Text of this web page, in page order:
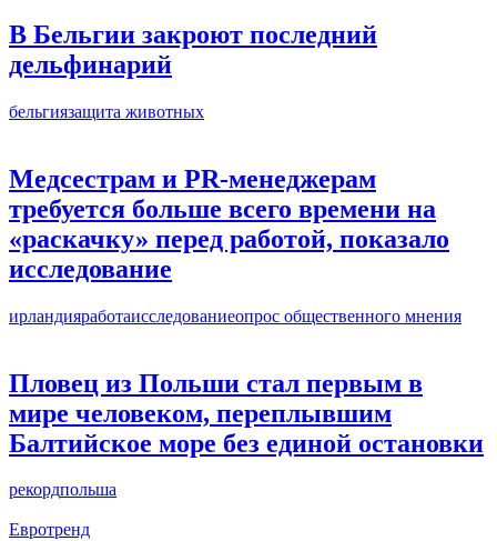
Евротренд
В Бельгии закроют последний
дельфинарий
бельгиязащита животных
Медсестрам и PR-менеджерам
требуется больше всего времени на
«раскачку» перед работой, показало
исследование
ирландияработаисследованиеопрос общественного мнения
Пловец из Польши стал первым в
мире человеком, переплывшим
Балтийское море без единой остановки
рекордпольша